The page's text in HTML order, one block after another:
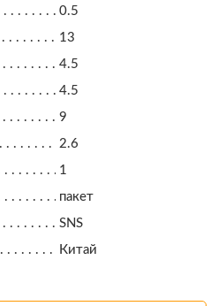
0.5
13
4.5
4.5
9
2.6
1
пакет
SNS
Китай